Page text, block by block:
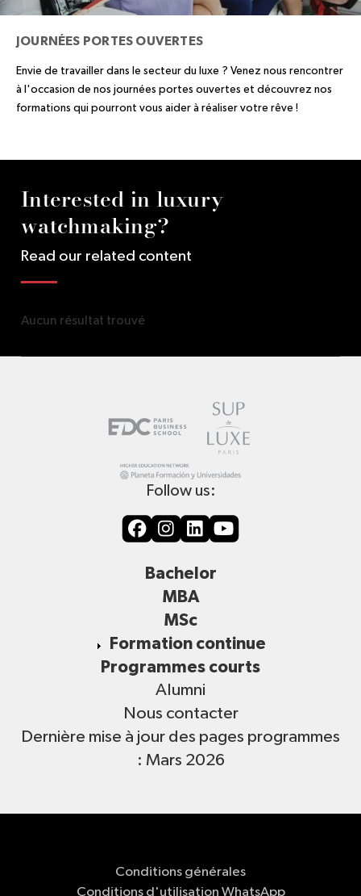
JOURNÉES PORTES OUVERTES
Envie de travailler dans le secteur du luxe ? Venez nous rencontrer
à l'occasion de nos journées portes ouvertes et découvrez nos
formations qui pourront vous aider à réaliser votre rêve !
Interested in luxury
watchmaking?
Read our related content
Aucun résultat trouvé
Follow us:
Bachelor
MBA
MSc
Formation continue
Programmes courts
Alumni
Nous contacter
Dernière mise à jour des pages programmes
: Mars 2026
Conditions générales
Conditions d'utilisation WhatsApp